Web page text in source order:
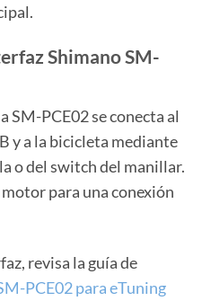
Shimano SM-
SM-PCE02 se conecta al
y a la bicicleta mediante
o del switch del manillar.
para una conexión
revisa la guía de
PCE02 para eTuning